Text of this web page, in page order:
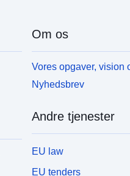
Om os
Vores opgaver, vision
Nyhedsbrev
Andre tjenester
EU law
EU tenders